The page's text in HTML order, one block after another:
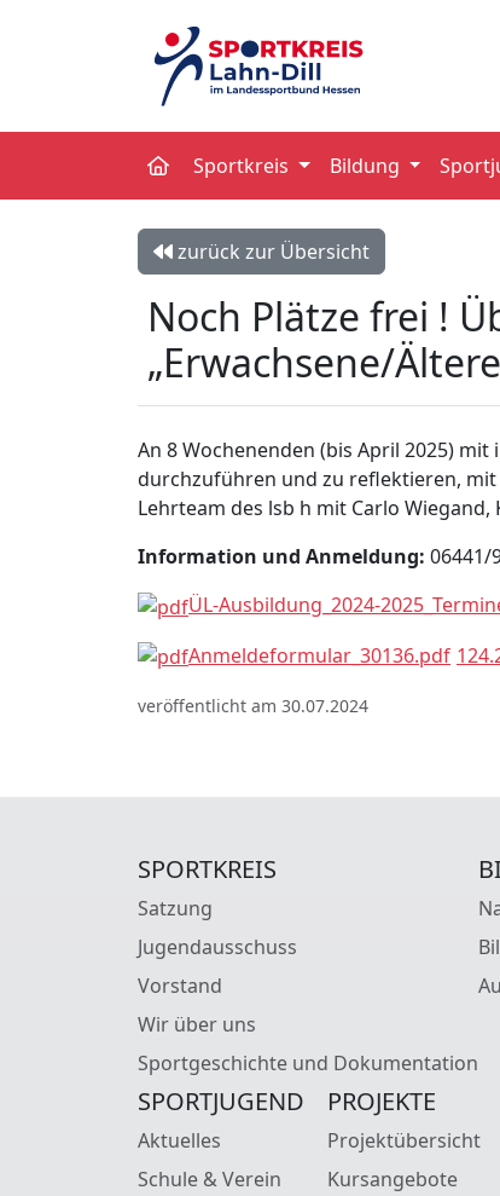
Sportkreis Bildung
zurück zur Übersicht
Noch Plätze frei !
„Erwachsene/
An 8 Wochenenden (bis April 2025)
durchzuführen und zu reflektieren,
Lehrteam des lsb h mit Carlo
Information und Anmeldung: 06441/
ÜL-Ausbildung_2024-
Anmeldeformular_30136.pdf
veröffentlicht am 30.07.2024
SPORTKREIS
Satzung
Jugendausschuss
Vorstand
Wir über uns
Sportgeschichte und Dokumentation
SPORTJUGEND
Aktuelles
Schule & Verein
PROJEKTE
Projektübersicht
Kursangebote